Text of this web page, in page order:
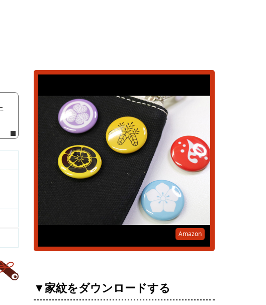
Amazon
▼家紋をダウンロードする